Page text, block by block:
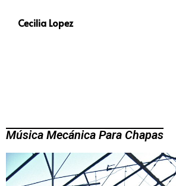
Cecilia Lopez
Música Mecánica Para Chapas